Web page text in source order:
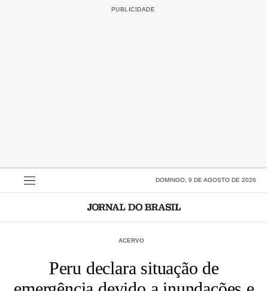
DOMINGO, 9 DE AGOSTO DE 2026
ACERVO
Peru declara situação de